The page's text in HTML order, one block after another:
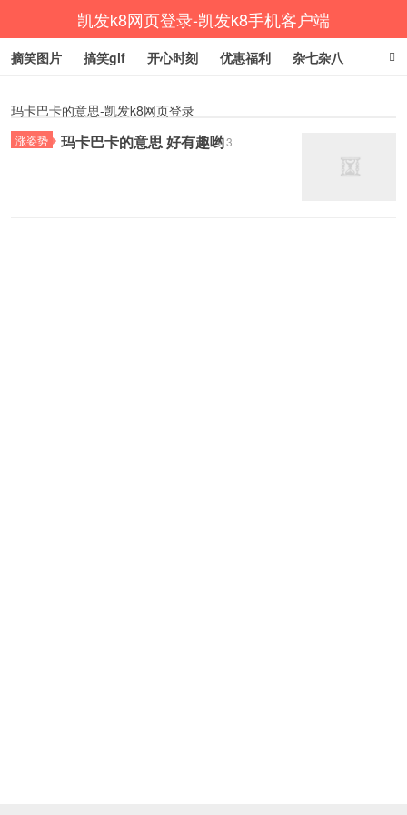
凯发k8网页登录-凯发k8手机客户端
摘笑图片 搞笑gif 开心时刻 优惠福利 杂七杂八
玛卡巴卡的意思-凯发k8网页登录
涨姿势 玛卡巴卡的意思 好有趣哟3